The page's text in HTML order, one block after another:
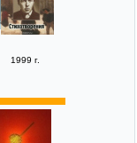
1999 г.